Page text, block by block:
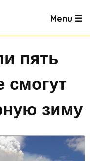
Menu ☰
пять
смогут
зиму